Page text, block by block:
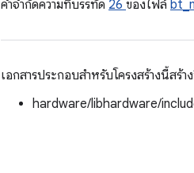
คําจํากัดความที่บรรทัด 26 ของไฟล์
เอกสารประกอบสำหรับโครงสร้างนี้สร้
hardware/libhardware/